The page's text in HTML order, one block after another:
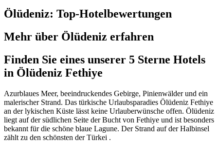
Ölüdeniz: Top-Hotelbewertungen
Mehr über Ölüdeniz erfahren
Finden Sie eines unserer 5 Sterne Hotels
in Ölüdeniz Fethiye
Azurblaues Meer, beeindruckendes Gebirge, Pinienwälder und ein
malerischer Strand. Das türkische Urlaubsparadies Ölüdeniz Fethiye
an der lykischen Küste lässt keine Urlauberwünsche offen. Ölüdeniz
liegt auf der südlichen Seite der Bucht von Fethiye und ist besonders
bekannt für die schöne blaue Lagune. Der Strand auf der Halbinsel
zählt zu den schönsten der Türkei .